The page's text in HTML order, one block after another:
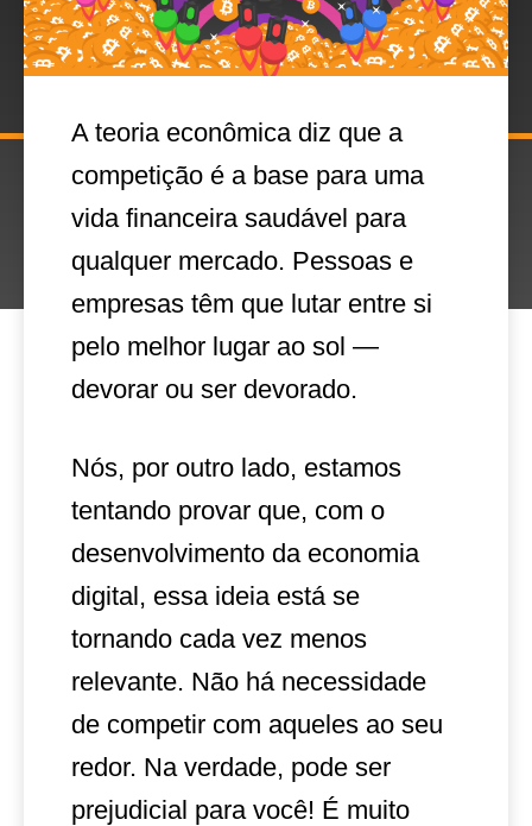
A teoria econômica diz que a
competição é a base para uma
vida financeira saudável para
qualquer mercado. Pessoas e
empresas têm que lutar entre si
pelo melhor lugar ao sol —
devorar ou ser devorado.
Nós, por outro lado, estamos
tentando provar que, com o
desenvolvimento da economia
digital, essa ideia está se
tornando cada vez menos
relevante. Não há necessidade
de competir com aqueles ao seu
redor. Na verdade, pode ser
prejudicial para você! É muito